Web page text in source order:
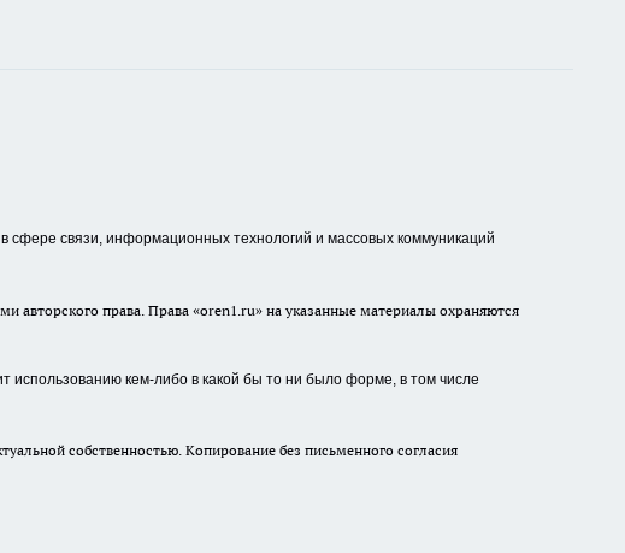
сфере связи, информационных технологий и массовых коммуникаций
права. Права «oren1.ru» на указанные материалы охраняются
использованию кем-либо в какой бы то ни было форме, в том числе
собственностью. Копирование без письменного согласия